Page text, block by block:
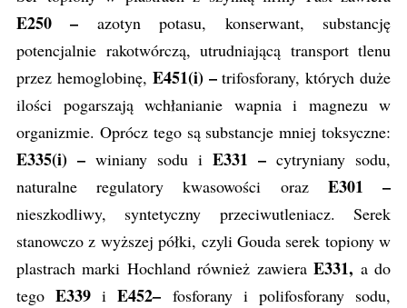
E250 – azotyn potasu, konserwant, substancję
potencjalnie rakotwórczą, utrudniającą transport tlenu
przez hemoglobinę, E451(i) –trifosforany, których duże
ilości pogarszają wchłanianie wapnia i magnezu w
organizmie. Oprócz tego są substancje mniej toksyczne:
E335(i) – winiany sodu i E331 – cytryniany sodu,
naturalne regulatory kwasowości
oraz E301 –
nieszkodliwy, syntetyczny przeciwutleniacz. Serek
stanowczo z wyższej półki, czyli Gouda serek topiony w
plastrach marki Hochland również zawieraE331, a do
tegoE339i E452– fosforany i polifosforany sodu,